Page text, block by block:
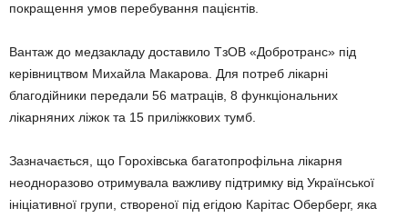
покращення умов перебування пацієнтів.
Вантаж до медзакладу доставило ТзОВ «Добротранс» під
керівництвом Михайла Макарова. Для потреб лікарні
благодійники передали 56 матраців, 8 функціональних
лікарняних ліжок та 15 приліжкових тумб.
Зазначається, що Горохівська багатопрофільна лікарня
неодноразово отримувала важливу підтримку від Української
ініціативної групи, створеної під егідою Карітас Оберберг, яка